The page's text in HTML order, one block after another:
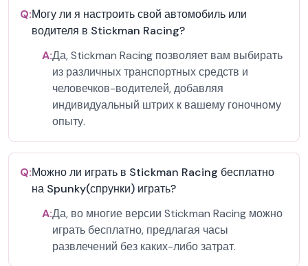
Q:Могу ли я настроить свой автомобиль или
водителя в Stickman Racing?
A:Да, Stickman Racing позволяет вам выбирать
из различных транспортных средств и
человечков-водителей, добавляя
индивидуальный штрих к вашему гоночному
опыту.
Q:Можно ли играть в Stickman Racing бесплатно
на Spunky(спрунки) играть?
A:Да, во многие версии Stickman Racing можно
играть бесплатно, предлагая часы
развлечений без каких-либо затрат.